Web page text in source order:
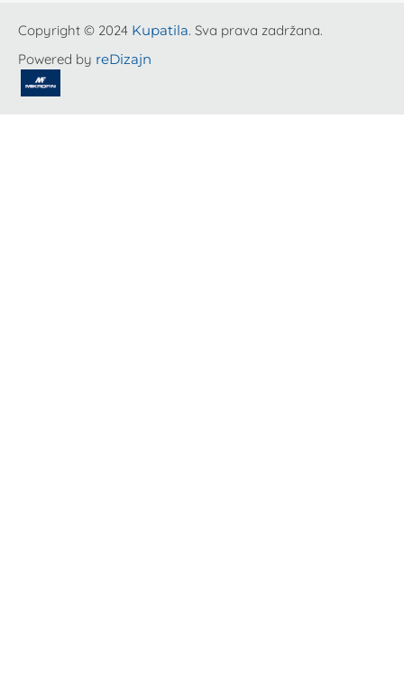
Copyright © 2024 Kupatila. Sva prava zadržana.
Powered by reDizajn